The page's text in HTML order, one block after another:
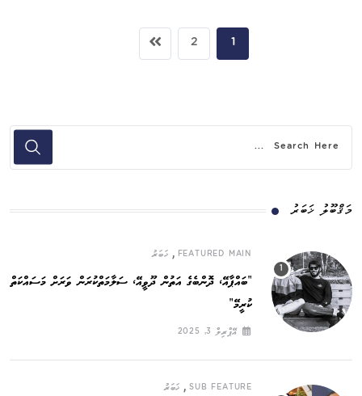
1
2
މަޤްބޫލު ޚަބަރު
FEATURED MAIN
, ޚަބަރު
”ބައްޕާއޭ، ދޮންބެގެ އަތުން ދޫވީއޭ، ސަލާމަތްކުރަން ވަރަށް މަސައްކަތް
ކުރީމޭ“
އޭޕްރިލް 3, 2025
SUB FEATURE
, ޚަބަރު